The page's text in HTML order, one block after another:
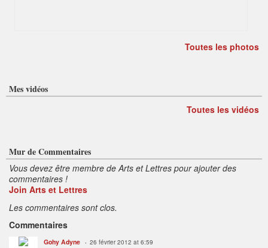
Toutes les photos
Mes vidéos
Toutes les vidéos
Mur de Commentaires
Vous devez être membre de Arts et Lettres pour ajouter des
commentaires !
Join Arts et Lettres
Les commentaires sont clos.
Commentaires
Gohy Adyne 26 février 2012 at 6:59